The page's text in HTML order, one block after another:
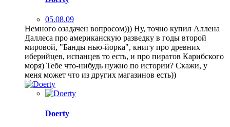
05.08.09
Немного озадачен вопросом))) Ну, точно купил Аллена
Даллеса про американскую разведку в годы второй
мировой, "Банды нью-йорка", книгу про древних
иберийцев, испанцев то есть, и про пиратов Карибского
моря) Тебе что-нибудь нужно по истории? Скажи, у
меня может что из других магазинов есть))
Doerty